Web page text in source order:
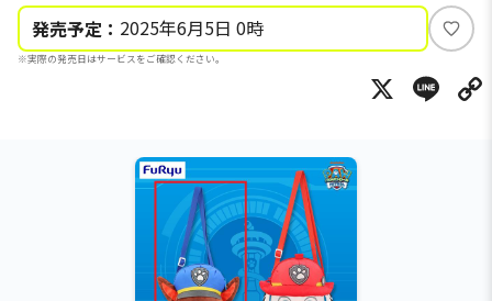
発売予定： 2025年6月5日 0時
※実際の発売日はサービスをご確認ください。
い
ね
X